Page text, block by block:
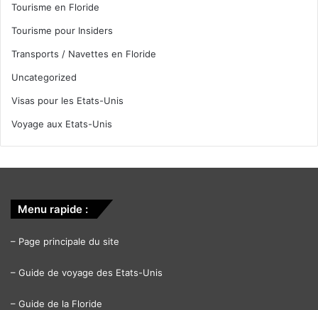
Tourisme en Floride
Tourisme pour Insiders
Transports / Navettes en Floride
Uncategorized
Visas pour les Etats-Unis
Voyage aux Etats-Unis
Menu rapide :
– Page principale du site
– Guide de voyage des Etats-Unis
– Guide de la Floride